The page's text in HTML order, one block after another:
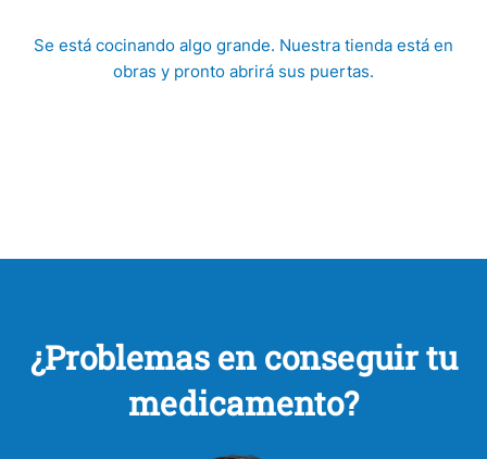
Se está cocinando algo grande. Nuestra tienda está en
obras y pronto abrirá sus puertas.
¿Problemas en conseguir tu
medicamento?